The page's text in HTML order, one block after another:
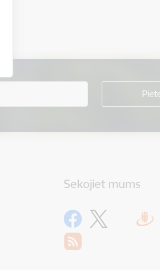
Sekojiet mums